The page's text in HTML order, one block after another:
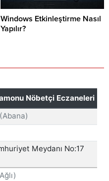
Windows Etkinleştirme Nasıl
Yapılır?